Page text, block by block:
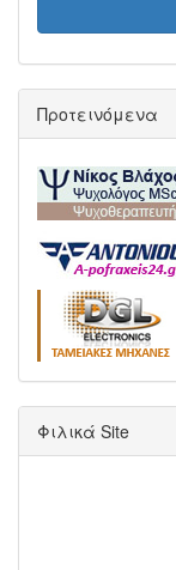
Προτεινόμενα
Φιλικά Site